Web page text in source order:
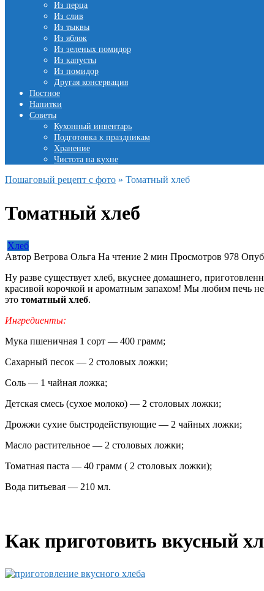
Из перца
Из слив
Из тыквы
Из яблок
Из зеленых помидор
Из капусты
Из помидор
Другая консервация
Постное
Напитки
Советы
Кухонный инвентарь
Подготовка к праздникам
Хранение
Чистота на кухне
Пошаговый рецепт с фото » Томатный хлеб
Томатный хлеб
Хлеб
Автор Ветрова Ольга На чтение 2 мин Просмотров 978
Ну разве существует хлеб, вкуснее домашнего,
красивой корочкой и ароматным запахом! Мы любим печь не
это томатный хлеб.
Ингредиенты:
Мука пшеничная 1 сорт — 400 грамм;
Сахарный песок — 2 столовых ложки;
Соль — 1 чайная ложка;
Детская смесь (сухое молоко) — 2 столовых ложки;
Дрожжи сухие быстродействующие — 2 чайных ложки;
Масло растительное — 2 столовых ложки;
Томатная паста — 40 грамм ( 2 столовых ложки);
Вода питьевая — 210 мл.
Как приготовить вкусный